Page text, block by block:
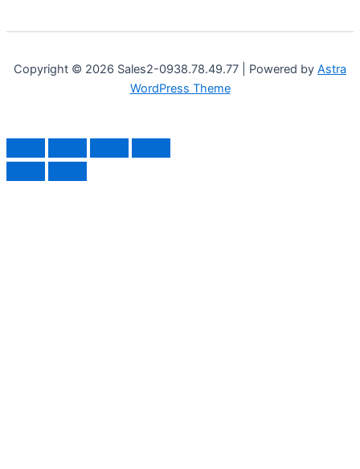
Copyright © 2026 Sales2-0938.78.49.77 | Powered by Astra
WordPress Theme